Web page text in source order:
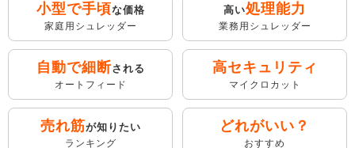
小型で手頃な価格
家庭用シュレッダー
高い処理能力
業務用シュレッダー
自動で細断される
オートフィード
高セキュリティ
マイクロカット
売れ筋が知りたい
ランキング
どれがいい？
おすすめ